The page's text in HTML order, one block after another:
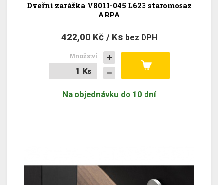
Dveřní zarážka V8011-045 L623 staromosaz
ARPA
422,00 Kč / Ks bez DPH
Ks
Ks
Množství
Na objednávku do 10 dní